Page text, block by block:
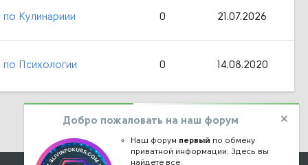
Кулинариии 0 21.07.2026
по Психологии 0 14.08.2020
Добро пожаловать на наш форум
Наш форум первый по обмену
приватной информации. Здесь вы
найдете все.